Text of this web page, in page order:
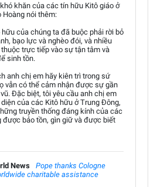
khăn của các tín hữu Kitô giáo ở
nói thêm:
của chúng ta đã buộc phải rời bỏ
bạo lực và nghèo đói, và nhiều
trực tiếp vào sự tận tâm và
sinh tồn.
anh chị em hãy kiên trì trong sứ
vẫn có thể cảm nhận được sự gần
Đặc biệt, tôi yêu cầu anh chị em
của các Kitô hữu ở Trung Đông,
truyền thống đáng kính của các
được bảo tồn, gìn giữ và được biết
News
Pope thanks Cologne
charitable assistance